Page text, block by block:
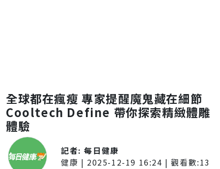
全球都在瘋瘦 專家提醒魔鬼藏在細節
Cooltech Define 帶你探索精緻體雕
體驗
記者:每日健康
健康 | 2025-12-19 16:24 | 觀看數:13